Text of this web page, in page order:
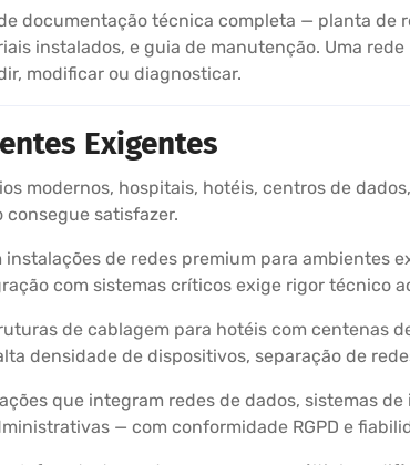
documentação técnica completa — planta de
instalados, e guia de manutenção. Uma
modificar ou diagnosticar.
Exigentes
modernos, hospitais, hotéis, centros de
satisfazer.
de redes premium para ambientes
com sistemas críticos exige rigor técnico
de cablagem para hotéis com centenas
densidade de dispositivos, separação de
que integram redes de dados, sistemas
— com conformidade RGPD e